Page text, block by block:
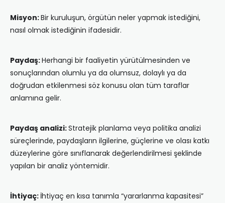
Misyon:Bir kuruluşun, örgütün neler yapmak istediğini,
nasıl olmak istediğinin ifadesidir.
Paydaş:Herhangi bir faaliyetin yürütülmesinden ve
sonuçlarından olumlu ya da olumsuz, dolaylı ya da
doğrudan etkilenmesi söz konusu olan tüm taraflar
anlamına gelir.
Paydaş analizi:Stratejik planlama veya politika analizi
süreçlerinde, paydaşların ilgilerine, güçlerine ve olası katkı
düzeylerine göre sınıflanarak değerlendirilmesi şeklinde
yapılan bir analiz yöntemidir.
İhtiyaç: İhtiyaç en kısa tanımla “yararlanma kapasitesi”